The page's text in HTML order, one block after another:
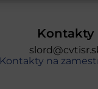
Kontakty
Kontakty na